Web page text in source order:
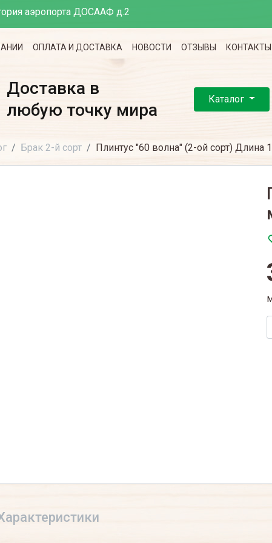
аэропорта ДОСААФ д.2
ОПЛАТА И ДОСТАВКА НОВОСТИ ОТЗЫВЫ КОНТАКТЫ
Доставка в
любую точку мира
Каталог
Брак 2-й сорт Плинтус "60 волна" (2-ой сорт) Длина